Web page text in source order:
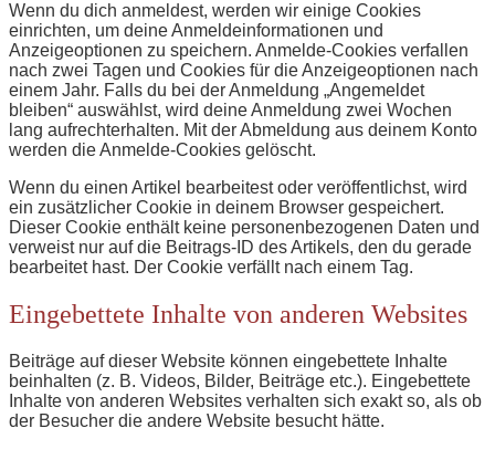
Wenn du dich anmeldest, werden wir einige Cookies
einrichten, um deine Anmeldeinformationen und
Anzeigeoptionen zu speichern. Anmelde-Cookies verfallen
nach zwei Tagen und Cookies für die Anzeigeoptionen nach
einem Jahr. Falls du bei der Anmeldung „Angemeldet
bleiben“ auswählst, wird deine Anmeldung zwei Wochen
lang aufrechterhalten. Mit der Abmeldung aus deinem Konto
werden die Anmelde-Cookies gelöscht.
Wenn du einen Artikel bearbeitest oder veröffentlichst, wird
ein zusätzlicher Cookie in deinem Browser gespeichert.
Dieser Cookie enthält keine personenbezogenen Daten und
verweist nur auf die Beitrags-ID des Artikels, den du gerade
bearbeitet hast. Der Cookie verfällt nach einem Tag.
Eingebettete Inhalte von anderen Websites
Beiträge auf dieser Website können eingebettete Inhalte
beinhalten (z. B. Videos, Bilder, Beiträge etc.). Eingebettete
Inhalte von anderen Websites verhalten sich exakt so, als ob
der Besucher die andere Website besucht hätte.